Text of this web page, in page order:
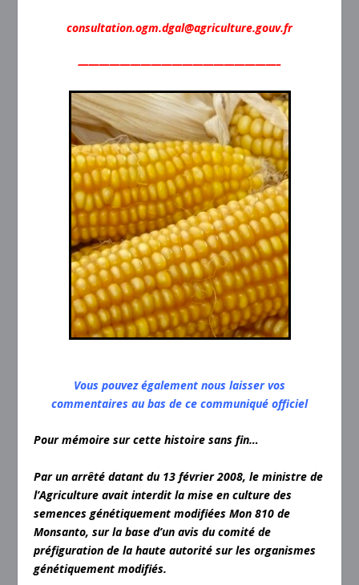
consultation.ogm.dgal@agriculture.gouv.fr
———————————————————–
Vous pouvez également nous laisser vos
commentaires au bas de ce communiqué officiel
Pour mémoire sur cette histoire sans fin…
Par un arrêté datant du 13 février 2008, le ministre de
l’Agriculture avait interdit la mise en culture des
semences génétiquement modifiées Mon 810 de
Monsanto, sur la base d’un avis du comité de
préfiguration de la haute autorité sur les organismes
génétiquement modifiés.